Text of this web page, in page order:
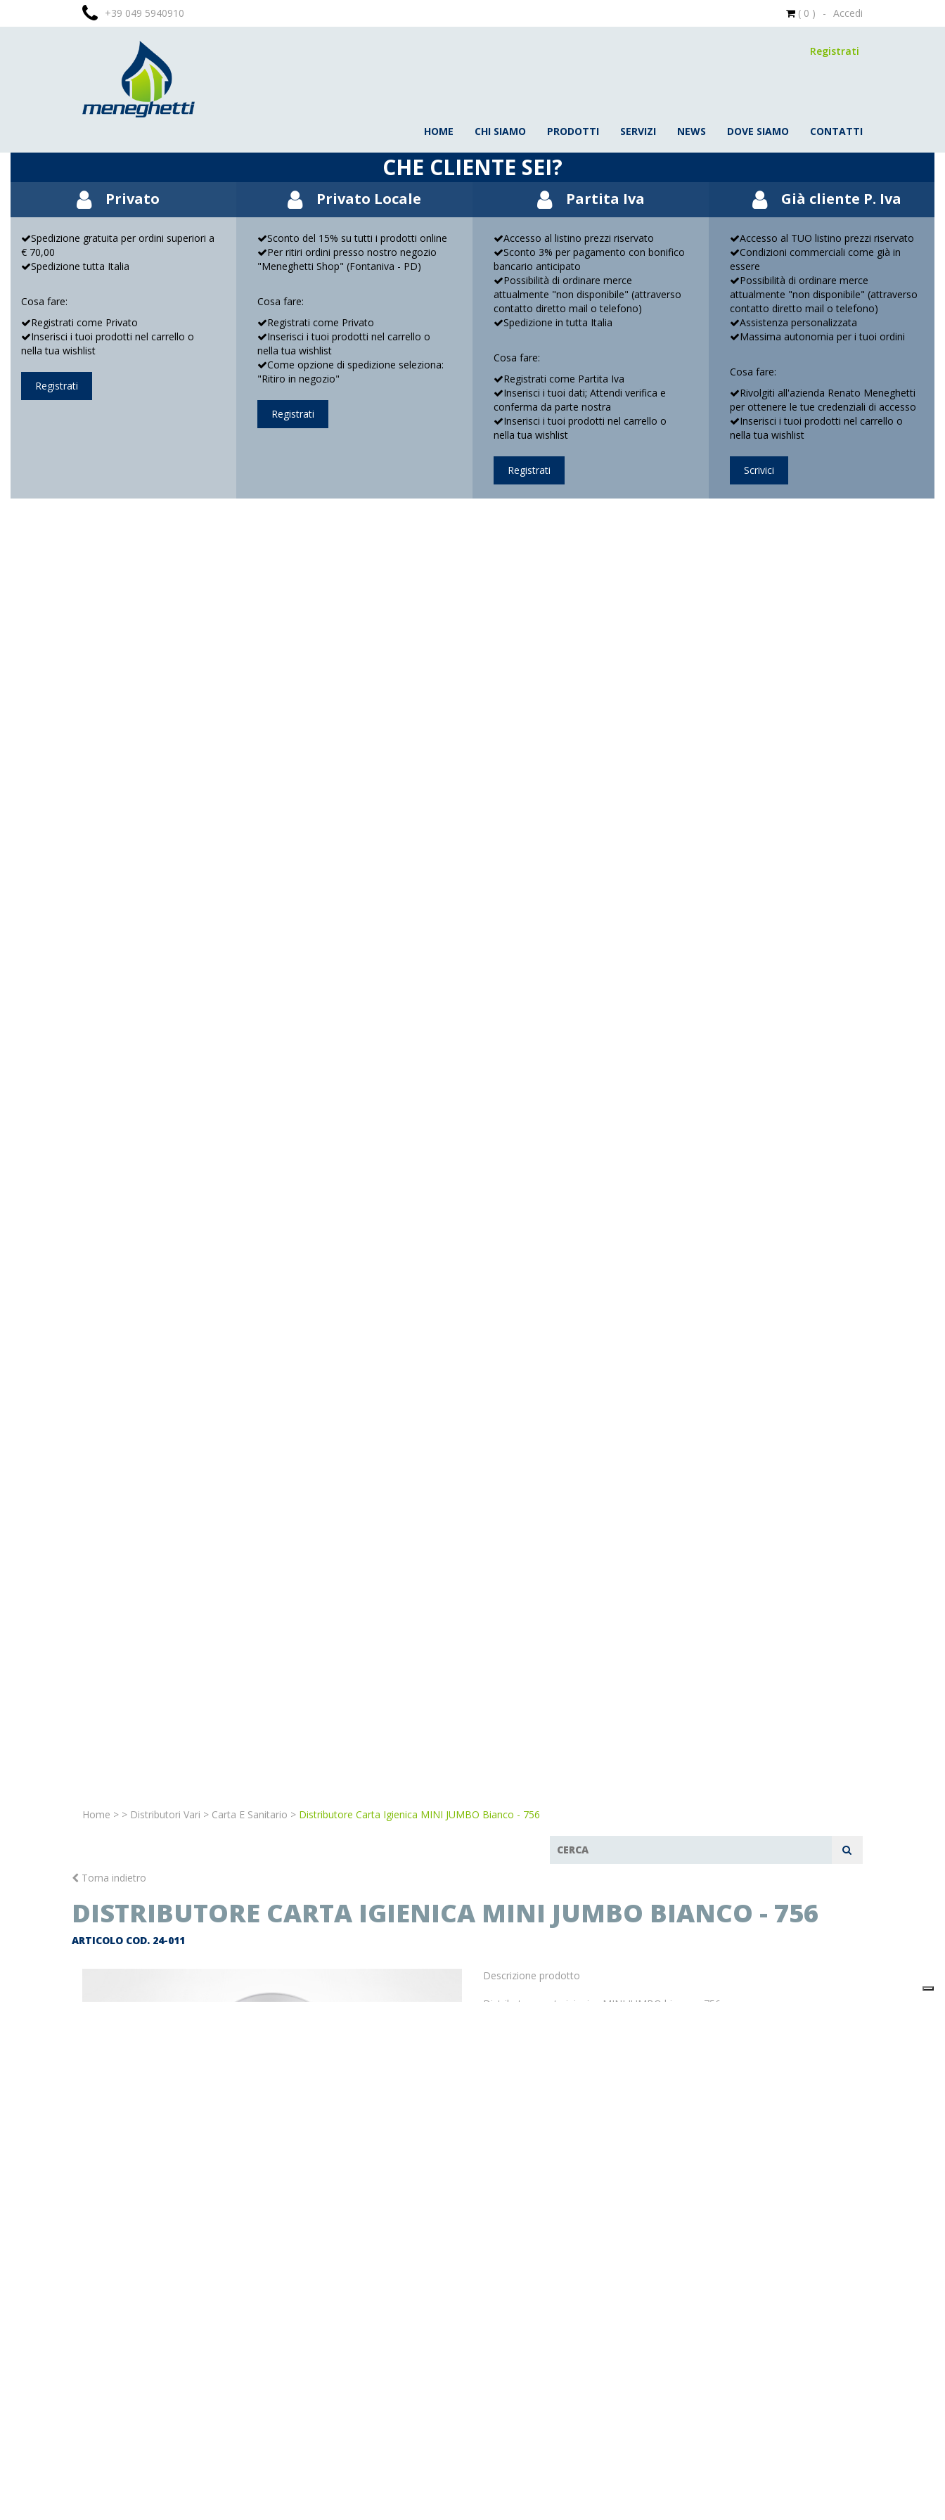
+39 049 5940910 ( 0 ) - Accedi
Registrati
HOME CHI SIAMO PRODOTTI SERVIZI NEWS DOVE SIAMO CONTATTI
CHE CLIENTE SEI?
Privato
Spedizione gratuita per ordini superiori a
€ 70,00
Spedizione tutta Italia
Cosa fare:
Registrati come Privato
Inserisci i tuoi prodotti nel carrello o
nella tua wishlist
Registrati
Privato Locale
Sconto del 15% su tutti i prodotti online
Per ritiri ordini presso nostro negozio
"Meneghetti Shop" (Fontaniva - PD)
Cosa fare:
Registrati come Privato
Inserisci i tuoi prodotti nel carrello o
nella tua wishlist
Come opzione di spedizione seleziona:
"Ritiro in negozio"
Registrati
Partita Iva
Accesso al listino prezzi riservato
Sconto 3% per pagamento con bonifico
bancario anticipato
Possibilità di ordinare merce
attualmente "non disponibile" (attraverso
contatto diretto mail o telefono)
Spedizione in tutta Italia
Cosa fare:
Registrati come Partita Iva
Inserisci i tuoi dati; Attendi verifica e
conferma da parte nostra
Inserisci i tuoi prodotti nel carrello o
nella tua wishlist
Registrati
Già cliente P. Iva
Accesso al TUO listino prezzi riservato
Condizioni commerciali come già in
essere
Possibilità di ordinare merce
attualmente "non disponibile" (attraverso
contatto diretto mail o telefono)
Assistenza personalizzata
Massima autonomia per i tuoi ordini
Cosa fare:
Rivolgiti all'azienda Renato Meneghetti
per ottenere le tue credenziali di accesso
Inserisci i tuoi prodotti nel carrello o
nella tua wishlist
Scrivici
Home > > Distributori Vari > Carta E Sanitario > Distributore Carta Igienica MINI JUMBO Bianco - 756
Torna indietro
DISTRIBUTORE CARTA IGIENICA MINI JUMBO BIANCO - 756
ARTICOLO COD. 24-011
Descrizione prodotto
Distributore carta igienica MINI JUMBO bianco - 756